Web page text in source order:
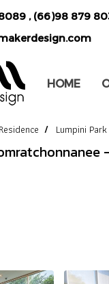
, (66)98 879
HOME
Residence Lumpini